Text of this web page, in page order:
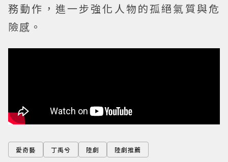
務動作，進一步強化人物的孤絕氣質與危
險感。
愛奇藝 丁禹兮 陸劇 陸劇推薦